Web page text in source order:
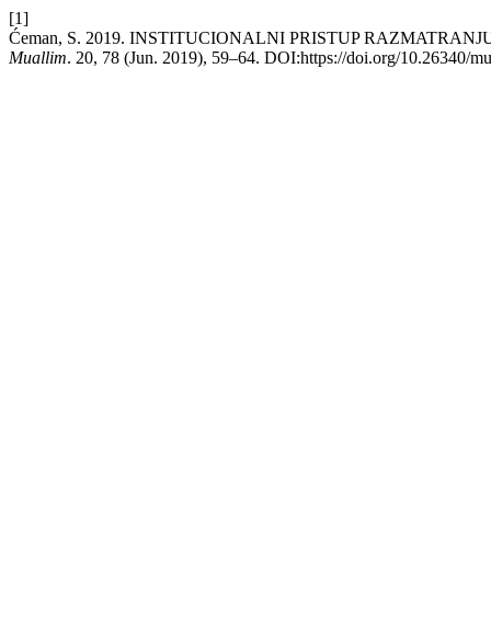
[1]
Ćeman, S. 2019. INSTITUCIONALNI PRISTUP
Muallim. 20, 78 (Jun. 2019), 59–64. DOI:https://doi.org/10.26340/